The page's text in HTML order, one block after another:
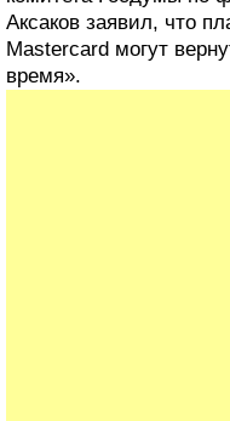
Аксаков заявил, что
Mastercard могут
время».